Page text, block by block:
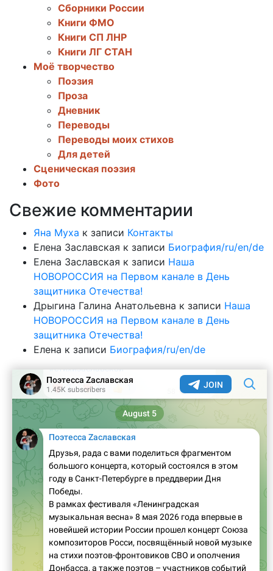
Сборники России
Книги ФМО
Книги СП ЛНР
Книги ЛГ СТАН
Моё творчество
Поэзия
Проза
Дневник
Переводы
Переводы моих стихов
Для детей
Сценическая поэзия
Фото
Свежие комментарии
Яна Муха к записи Контакты
Елена Заславская к записи Биография/ru/en/de
Елена Заславская к записи Наша
НОВОРОССИЯ на Первом канале в День
защитника Отечества!
Дрыгина Галина Анатольевна к записи Наша
НОВОРОССИЯ на Первом канале в День
защитника Отечества!
Елена к записи Биография/ru/en/de